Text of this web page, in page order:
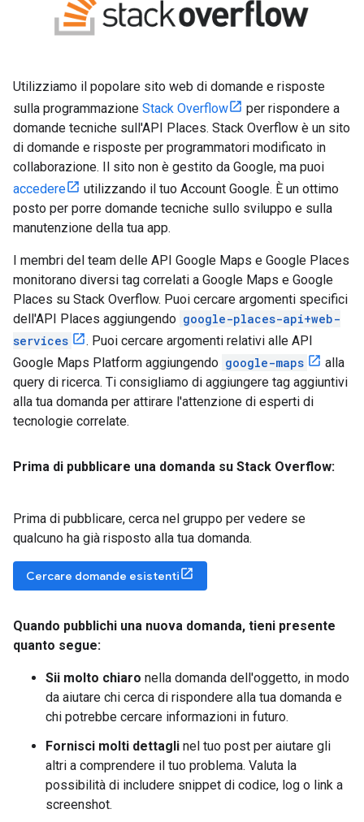
Utilizziamo il popolare sito web di domande e risposte
sulla programmazione Stack Overflow
per rispondere a
domande tecniche sull'API Places. Stack Overflow è un sito
di domande e risposte per programmatori modificato in
collaborazione. Il sito non è gestito da Google, ma puoi
accedere
utilizzando il tuo Account Google. È un ottimo
posto per porre domande tecniche sullo sviluppo e sulla
manutenzione della tua app.
I membri del team delle API Google Maps e Google Places
monitorano diversi tag correlati a Google Maps e Google
Places su Stack Overflow. Puoi cercare argomenti specifici
dell'API Places aggiungendo google-places-api+web-
services
. Puoi cercare argomenti relativi alle API
Google Maps Platform aggiungendo google-maps
alla
query di ricerca. Ti consigliamo di aggiungere tag aggiuntivi
alla tua domanda per attirare l'attenzione di esperti di
tecnologie correlate.
Prima di pubblicare una domanda su Stack Overflow:
Prima di pubblicare, cerca nel gruppo per vedere se
qualcuno ha già risposto alla tua domanda.
Cercare domande esistenti
Quando pubblichi una nuova domanda, tieni presente
quanto segue:
Sii molto chiaro nella domanda dell'oggetto, in modo
da aiutare chi cerca di rispondere alla tua domanda e
chi potrebbe cercare informazioni in futuro.
Fornisci molti dettagli nel tuo post per aiutare gli
altri a comprendere il tuo problema. Valuta la
possibilità di includere snippet di codice, log o link a
screenshot.